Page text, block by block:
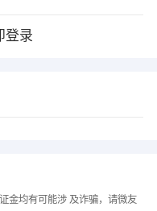
登录
金均有可能涉 及诈骗，请微友